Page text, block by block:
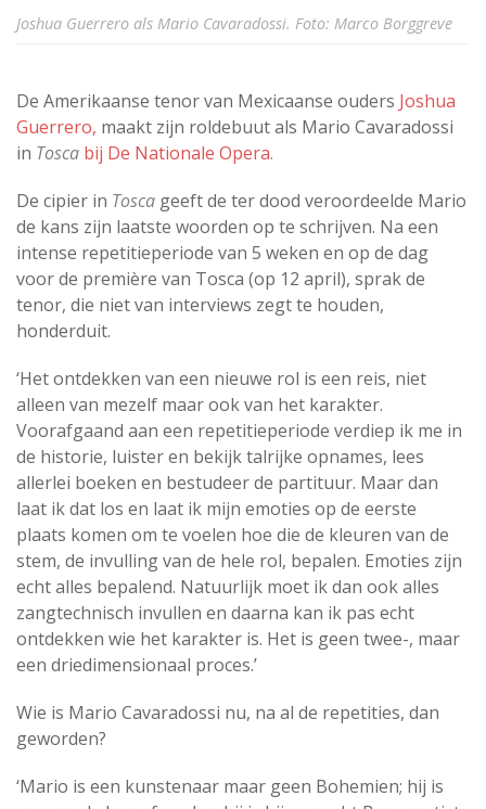
Joshua Guerrero als Mario Cavaradossi. Foto: Marco Borggreve
De Amerikaanse tenor van Mexicaanse ouders Joshua
Guerrero, maakt zijn roldebuut als Mario Cavaradossi
in Tosca bij De Nationale Opera.
De cipier in Tosca geeft de ter dood veroordeelde Mario
de kans zijn laatste woorden op te schrijven. Na een
intense repetitieperiode van 5 weken en op de dag
voor de première van Tosca (op 12 april), sprak de
tenor, die niet van interviews zegt te houden,
honderduit.
‘Het ontdekken van een nieuwe rol is een reis, niet
alleen van mezelf maar ook van het karakter.
Voorafgaand aan een repetitieperiode verdiep ik me in
de historie, luister en bekijk talrijke opnames, lees
allerlei boeken en bestudeer de partituur. Maar dan
laat ik dat los en laat ik mijn emoties op de eerste
plaats komen om te voelen hoe die de kleuren van de
stem, de invulling van de hele rol, bepalen. Emoties zijn
echt alles bepalend. Natuurlijk moet ik dan ook alles
zangtechnisch invullen en daarna kan ik pas echt
ontdekken wie het karakter is. Het is geen twee-, maar
een driedimensionaal proces.’
Wie is Mario Cavaradossi nu, na al de repetities, dan
geworden?
‘Mario is een kunstenaar maar geen Bohemien; hij is